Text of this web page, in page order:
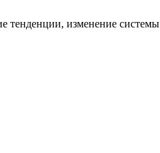
изменение